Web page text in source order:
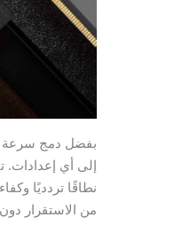
نطاقًا تردديًا
من الاستقرار